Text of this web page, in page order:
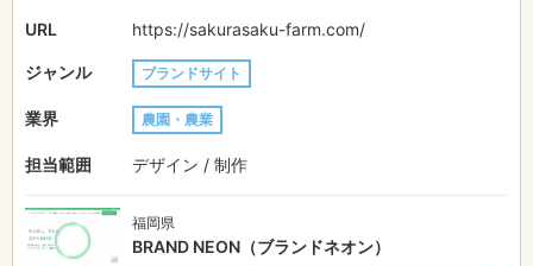
URL https://sakurasaku-farm.com/
ジャンル ブランドサイト
業界 農園・農業
担当範囲 デザイン / 制作
福岡県
BRAND NEON（ブランドネオン）